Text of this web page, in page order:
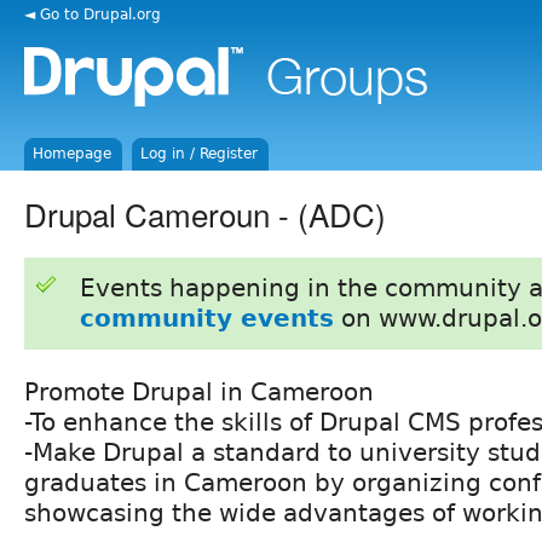
◄ Go to Drupal.org
Homepage Log in / Register
Drupal Cameroun - (ADC)
Events happening in the community
community events on
Promote Drupal in Cameroon
-To enhance the skills of Drupal CMS
-Make Drupal a standard to university
graduates in Cameroon by organizing
showcasing the wide advantages of